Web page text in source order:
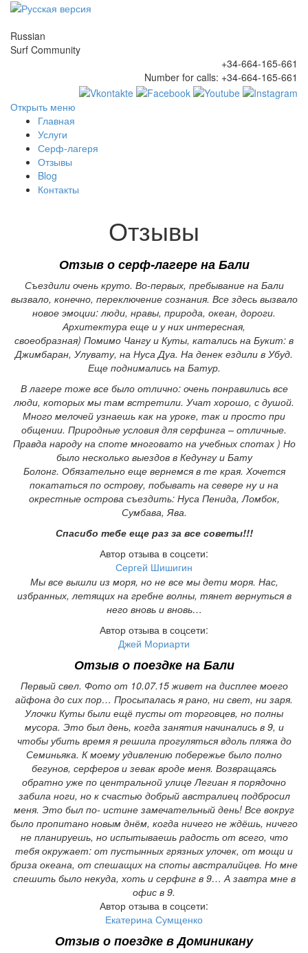
Russian
Surf Community
+34-664-165-661
Number for calls: +34-664-165-661
Открыть меню
Главная
Услуги
Серф-лагеря
Отзывы
Blog
Контакты
Отзывы
Отзыв осерф-лагере на Бали
Съездили очень круто. Во-первых, пребывание на Бали
вызвало, конечно, переключение сознания. Все здесь вызвало
новое эмоции: люди, нравы, природа, океан, дороги.
Архитектура еще и у них интересная,
своеобразная) Помимо Чангу и Куты, катались на Букит: в
Джимбаран, Улувату, на Нуса Дуа. На денек ездили в Убуд.
Еще поднимались на Батур.
В лагере тоже все было отлично: очень понравились все
люди, которых мы там встретили. Учат хорошо, с душой.
Много мелочей узнаешь как на уроке, так и просто при
общении. Природные условия для серфинга – отличные.
Правда народу на споте многовато на учебных спотах ) Но
было несколько выездов в Кедунгу и Бату
Болонг. Обязательно еще вернемся в те края. Хочется
покататься по острову, побывать на севере ну и на
окрестные острова съездить: Нуса Пенида, Ломбок,
Сумбава, Ява.
Спасибо тебе еще раз за все советы!!!
Автор отзыва в соцсети:
Сергей Шишигин
Мы все вышли из моря, но не все мы дети моря. Нас,
избранных, летящих на гребне волны, тянет вернуться в
него вновь и вновь…
Автор отзыва в соцсети:
Джей Мориарти
Отзыв опоездке на Бали
Первый свел. Фото от 10.07.15 живет на дисплее моего
айфона до сих пор… Просыпалась я рано, ни свет, ни заря.
Улочки Куты были ещё пусты от торговцев, но полны
мусора. Это был день, когда занятия начинались в 9, и
чтобы убить время я решила прогуляться вдоль пляжа до
Семиньяка. К моему удивлению побережье было полно
бегунов, серферов и зевак вроде меня. Возвращаясь
обратно уже по центральной улице Легиан я порядочно
забила ноги, но к счастью добрый австралиец подбросил
меня. Это был по- истине замечательный день! Все вокруг
было пропитано новым днём, когда ничего не ждёшь, ничего
не планируешь, но испытываешь радость от всего, что
тебя окружает: от пустынных грязных улочек, от мощи и
бриза океана, от спешащих на споты австралийцев. Но мне
спешить было некуда, хоть и серфинг в 9… А завтра мне в
офис в 9.
Автор отзыва в соцсети:
Екатерина Сумщенко
Отзыв опоездке в Доминикану